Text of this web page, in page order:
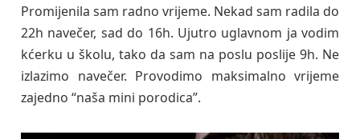
Promijenila sam radno vrijeme. Nekad sam radila do
22h navečer, sad do 16h. Ujutro uglavnom ja vodim
kćerku u školu, tako da sam na poslu poslije 9h. Ne
izlazimo navečer. Provodimo maksimalno vrijeme
zajedno “naša mini porodica”.